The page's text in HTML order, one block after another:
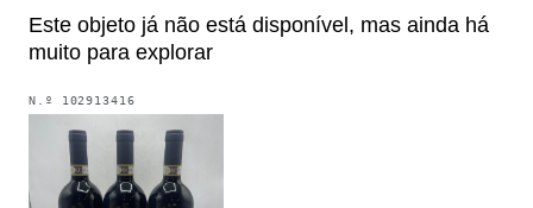
Este objeto já não está disponível, mas ainda há
muito para explorar
N.º 102913416